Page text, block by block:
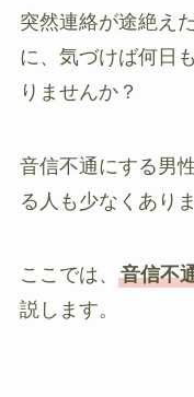
突然連絡が途絶え
に、気づけば何日
りませんか？
音信不通にする男
る人も少なくあり
ここでは、 音信不
説します。